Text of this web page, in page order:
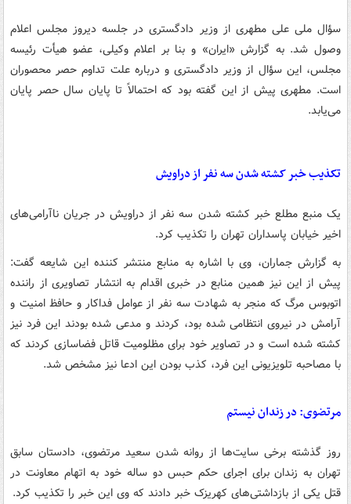
سؤال ملی علی مطهری از وزیر دادگستری در جلسه دیروز مجلس اعلام
وصول شد. به گزارش «ایران» و بنا بر اعلام وکیلی، عضو هیأت رئیسه
مجلس، این سؤال از وزیر دادگستری و درباره علت تداوم حصر محصوران
است. مطهری پیش از این گفته بود که احتمالاً تا پایان سال حصر پایان
می‌یابد.
تکذیب خبر کشته شدن سه نفر از دراویش
یک منبع مطلع خبر کشته شدن سه نفر از دراویش در جریان ناآرامی‌های
اخیر خیابان پاسداران تهران را تکذیب کرد.
به گزارش جماران، وی با اشاره به منابع منتشر کننده این شایعه گفت:
پیش از این نیز همین منابع در خبری اقدام به انتشار تصاویری از راننده
اتوبوس مرگ که منجر به شهادت سه نفر از عوامل فداکار و حافظ امنیت و
آرامش در نیروی انتظامی شده بود، کردند و مدعی شده بودند این فرد نیز
کشته شده است و در تصاویر خود برای مظلومیت قاتل فضاسازی کردند که
با مصاحبه تلویزیونی این فرد، کذب بودن این ادعا نیز مشخص شد.
مرتضوی: در زندان نیستم
روز گذشته برخی سایت‌ها از روانه شدن سعید مرتضوی، دادستان سابق
تهران به زندان برای اجرای حکم حبس دو ساله خود به اتهام معاونت در
قتل یکی از بازداشتی‌های کهریزک خبر دادند که وی این خبر را تکذیب کرد.